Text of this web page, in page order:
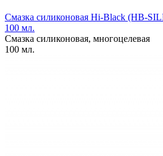
Смазка силиконовая Hi-Black (HB-
100 мл.
Смазка силиконовая, многоцелевая
100 мл.